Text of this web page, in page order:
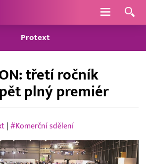
Navigace
Protext
třetí ročník
plný premiér
|#Komerční sdělení